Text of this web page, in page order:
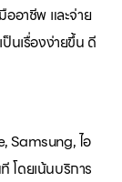
อาชีพ และจ่าย
นเรื่องง่ายขึ้น ดี
Samsung, ไอ
โดยเน้นบริการ